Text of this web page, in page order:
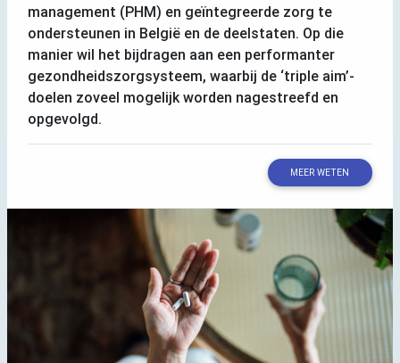
management (PHM) en geïntegreerde zorg te
ondersteunen in België en de deelstaten. Op die
manier wil het bijdragen aan een performanter
gezondheidszorgsysteem, waarbij de ‘triple aim’-
doelen zoveel mogelijk worden nagestreefd en
opgevolgd.
MEER WETEN